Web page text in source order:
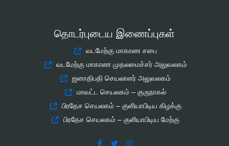
தொடர்புடைய இணைப்புகள்
வடமேற்கு மாகாண சபை
வடமேற்கு மாகாண முதலமைச்சர் அலுவலகம்
ஜனாதிபதி செயலாளர் அலுவலகம்
மாவட்ட செயலகம் – குருநாகல்
பிரதேச செயலகம் – குளியாபிடிய கிழக்கு
பிரதேச செயலகம் – குளியாபிடிய மேற்கு